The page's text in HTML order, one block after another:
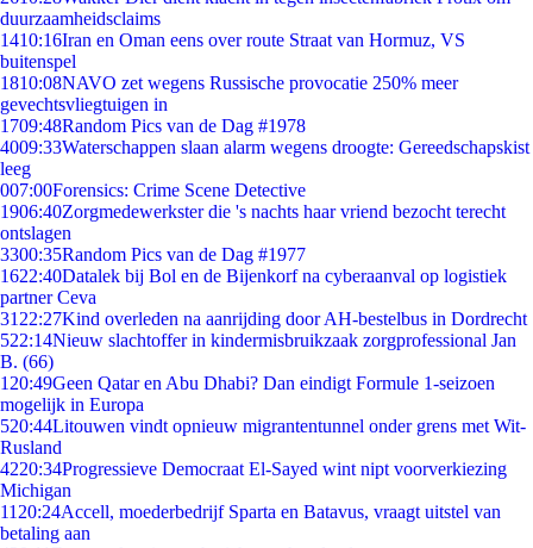
duurzaamheidsclaims
1410:16Iran en Oman eens over route Straat van Hormuz, VS
buitenspel
1810:08NAVO zet wegens Russische provocatie 250% meer
gevechtsvliegtuigen in
1709:48Random Pics van de Dag #1978
4009:33Waterschappen slaan alarm wegens droogte: Gereedschapskist
leeg
007:00Forensics: Crime Scene Detective
1906:40Zorgmedewerkster die 's nachts haar vriend bezocht terecht
ontslagen
3300:35Random Pics van de Dag #1977
1622:40Datalek bij Bol en de Bijenkorf na cyberaanval op logistiek
partner Ceva
31 22:27Kind overleden na aanrijding door AH-bestelbus in Dordrecht
522:14Nieuw slachtoffer in kindermisbruikzaak zorgprofessional Jan
B. (66)
1 20:49Geen Qatar en Abu Dhabi? Dan eindigt Formule 1-seizoen
mogelijk in Europa
520:44Litouwen vindt opnieuw migrantentunnel onder grens met Wit-
Rusland
4220:34Progressieve Democraat El-Sayed wint nipt voorverkiezing
Michigan
11 20:24Accell, moederbedrijf Sparta en Batavus, vraagt uitstel van
betaling aan